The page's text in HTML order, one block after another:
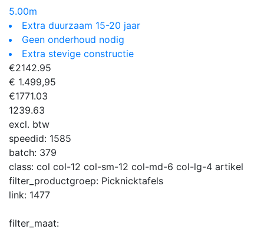
5.00m
Extra duurzaam 15-20 jaar
Geen onderhoud nodig
Extra stevige constructie
€2142.95
€ 1.499,95
€1771.03
1239.63
excl. btw
speedid: 1585
batch: 379
class: col col-12 col-sm-12 col-md-6 col-lg-4 artikel
filter_productgroep: Picknicktafels
link: 1477
filter_maat: